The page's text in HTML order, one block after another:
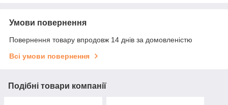
Умови повернення
Повернення товару впродовж 14 днів за домовленістю
Всі умови повернення
Подібні товари компанії